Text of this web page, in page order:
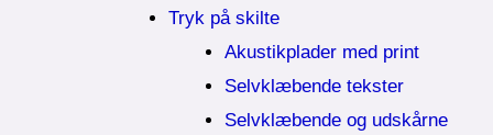
Tryk på skilte
Akustikplader med print
Selvklæbende tekster
Selvklæbende og udskårne